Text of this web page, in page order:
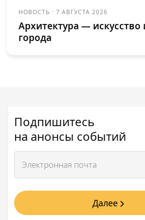
НОВОСТЬ ·7 АВГУСТА 2026
Архитектура — искусство
города
Подпишитесь
на анонсы событий
Далее